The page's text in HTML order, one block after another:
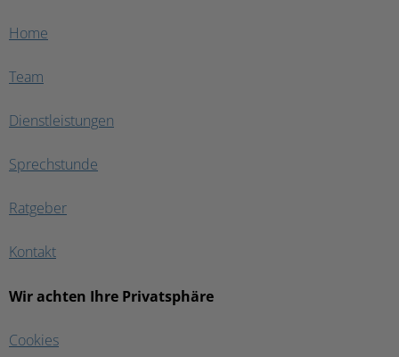
Home
Team
Dienstleistungen
Sprechstunde
Ratgeber
Kontakt
Wir achten Ihre Privatsphäre
Cookies